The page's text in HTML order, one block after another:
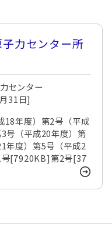
力センター所
センター
31日]
18年度）第2号（平成
号（平成20年度）第
年度）第5号（平成2
号[7920KB]第2号[37